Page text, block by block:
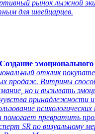
рынок лыжной
для швейцарцев.
Создание эмоционального
отклик
продаж. Витрины
но и вызывать
принадлежности
психологических
помогает превратить
SR по визуальному